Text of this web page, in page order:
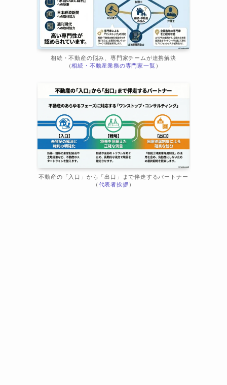
相続・不動産の悩み、専門家チームが連携解決
（相続・不動産業務の専門家一覧）
不動産の「入口」から「出口」まで伴走するパートナー
（代表者挨拶）